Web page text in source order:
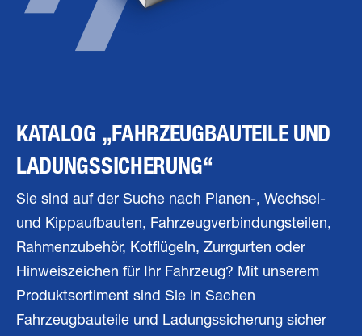
KATALOG „FAHRZEUGBAUTEILE UND
LADUNGSSICHERUNG“
Sie sind auf der Suche nach Planen-, Wechsel-
und Kippaufbauten, Fahrzeugverbindungsteilen,
Rahmenzubehör, Kotflügeln, Zurrgurten oder
Hinweiszeichen für Ihr Fahrzeug? Mit unserem
Produktsortiment sind Sie in Sachen
Fahrzeugbauteile und Ladungssicherung sicher